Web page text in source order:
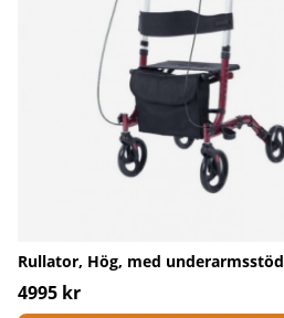
Rullator, Hög, med underarmsstöd
4995 kr